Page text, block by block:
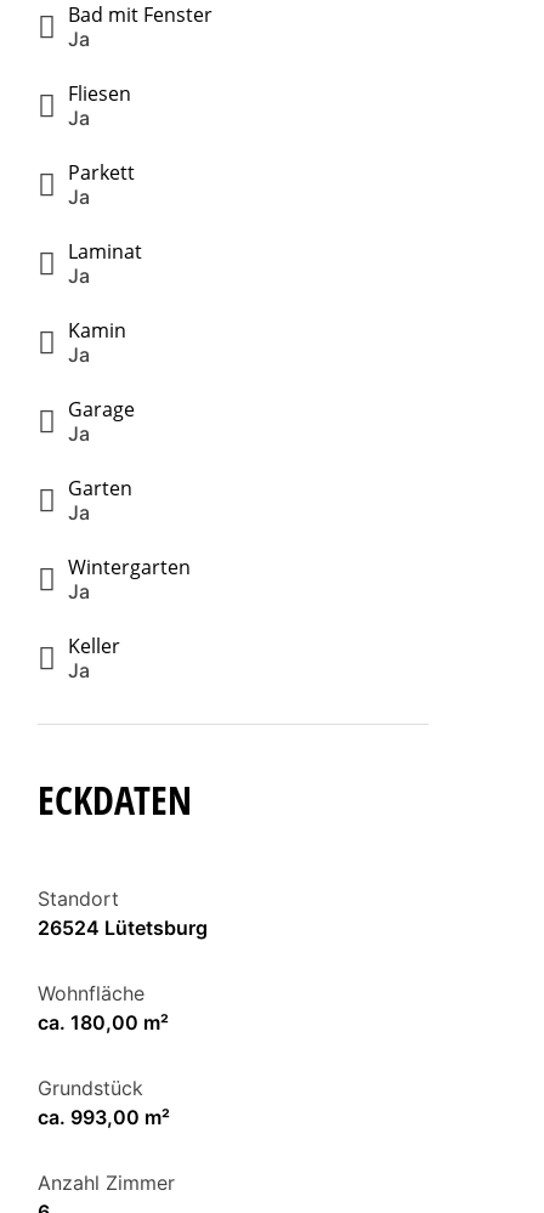
Bad mit Fenster
Ja
Fliesen
Ja
Parkett
Ja
Laminat
Ja
Kamin
Ja
Garage
Ja
Garten
Ja
Wintergarten
Ja
Keller
Ja
ECKDATEN
Standort
26524 Lütetsburg
Wohnfläche
ca. 180,00 m²
Grundstück
ca. 993,00 m²
Anzahl Zimmer